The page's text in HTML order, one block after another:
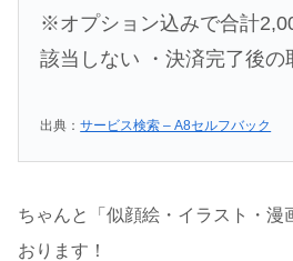
※オプション込みで合計
該当しない ・決済完了後の
出典：サービス検索 – A8セルフバック
ちゃんと「似顔絵・イラスト・漫
おります！